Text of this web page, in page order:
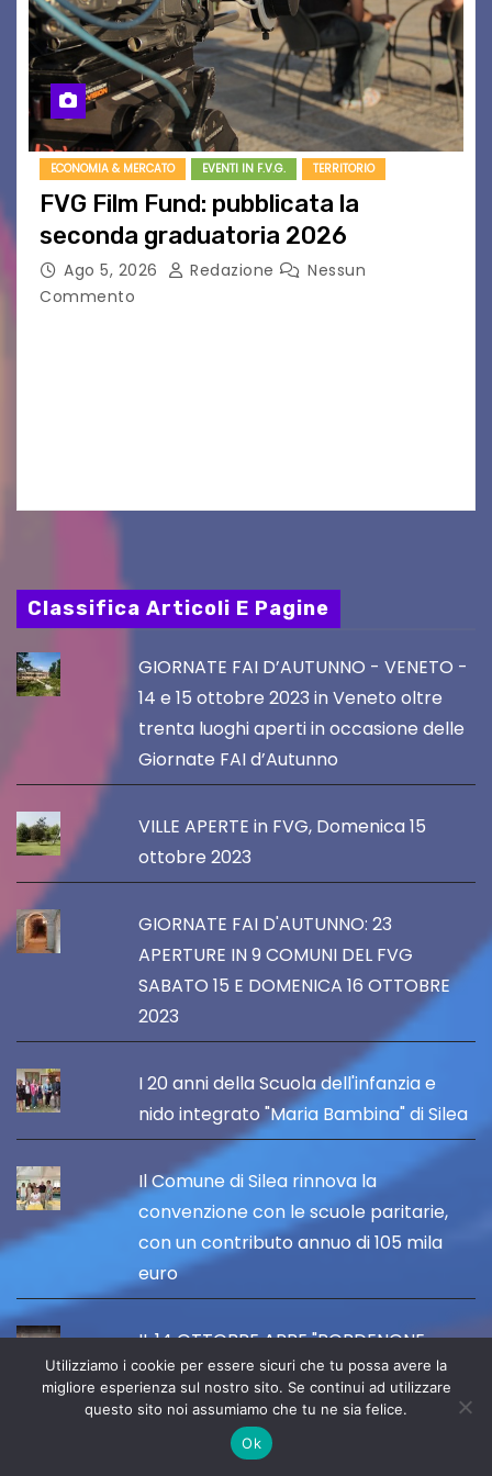
ECONOMIA & MERCATO EVENTI IN F.V.G. TERRITORIO
FVG Film Fund: pubblicata la
seconda graduatoria 2026
Ago 5, 2026 Redazione
Nessun
Commento
Classifica Articoli E Pagine
GIORNATE FAI D’AUTUNNO - VENETO -
14 e 15 ottobre 2023 in Veneto oltre
trenta luoghi aperti in occasione delle
Giornate FAI d’Autunno
VILLE APERTE in FVG, Domenica 15
ottobre 2023
GIORNATE FAI D'AUTUNNO: 23
APERTURE IN 9 COMUNI DEL FVG
SABATO 15 E DOMENICA 16 OTTOBRE
2023
I 20 anni della Scuola dell'infanzia e
nido integrato "Maria Bambina" di Silea
Il Comune di Silea rinnova la
convenzione con le scuole paritarie,
con un contributo annuo di 105 mila
euro
IL 14 OTTOBRE APRE "PORDENONE
ARTANDFOOD" TRA ARTE, GUSTO E
TURISMO DI QUALITÀ
Utilizziamo i cookie per essere sicuri che tu possa avere la
migliore esperienza sul nostro sito. Se continui ad utilizzare
questo sito noi assumiamo che tu ne sia felice.
Ok